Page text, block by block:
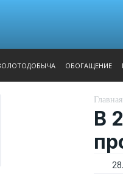
ОБОГАЩЕНИЕ
Главная
В